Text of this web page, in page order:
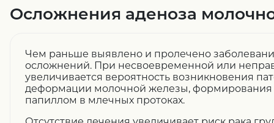
Осложнения аденоза
Чем раньше выявлено и пролечено
осложнений. При несвоевременной или
увеличивается вероятность возникновения
деформации молочной железы, формирования
папиллом в млечных протоках.